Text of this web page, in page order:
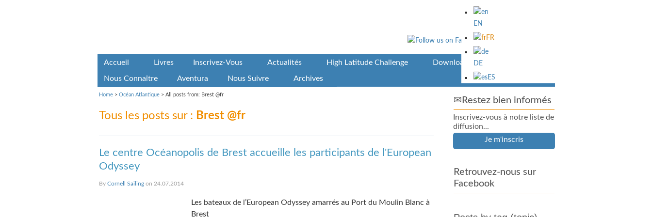
EN
FR
DE
ES
Accueil Livres Inscrivez-Vous Actualités High Latitude Challenge Downloads
Nous Connaître Aventura Nous Suivre Archives
Home> Océan Atlantique> All posts from: Brest @fr
Tous les posts sur : Brest @fr
Le centre Océanopolis de Brest accueille les participants de l'European
Odyssey
By Cornell Sailingon 24.07.2014
Les bateaux de l’European Odyssey amarrés au Port du Moulin Blanc à
Brest
✉Restez bien informés
Inscrivez-vous à notre liste de
diffusion...
Je m'inscris
Retrouvez-nous sur
Facebook